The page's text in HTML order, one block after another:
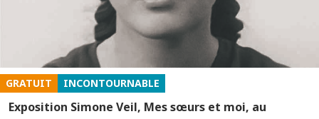
GRATUIT INCONTOURNABLE
Exposition Simone Veil, Mes sœurs et moi, au